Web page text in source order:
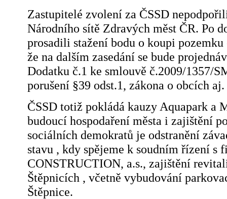
Zastupitelé zvolení za ČSSD
Národního sítě Zdravých měst ČR. Po
prosadili stažení bodu o koupi
že na dalším zasedání se bude
Dodatku č.1 ke smlouvě č.2009/1357/
porušení §39 odst.1, zákona o obcích aj.
ČSSD totiž pokládá kauzy Aquapark a
budoucí hospodaření města i zajištění
sociálních demokratů je odstranění
stavu , kdy spějeme k soudním řízení s
CONSTRUCTION, a.s., zajištění
Štěpnicích , včetně vybudování
Štěpnice.